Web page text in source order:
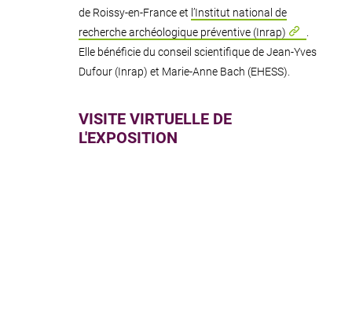
de Roissy-en-France et l’Institut national de
recherche archéologique préventive (Inrap)
Elle bénéficie du conseil scientifique de Jean-Yves
Dufour (Inrap) et Marie-Anne Bach (EHESS).
VISITE VIRTUELLE DE
L'EXPOSITION